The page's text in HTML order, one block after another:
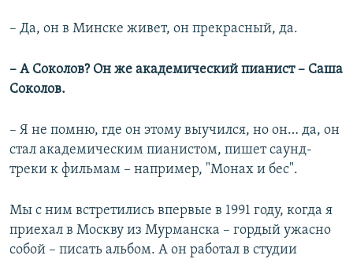
– Да, он в Минске живет, он прекрасный, да.
– А Соколов? Он же академический пианист – Саша
Соколов.
– Я не помню, где он этому выучился, но он… да, он
стал академическим пианистом, пишет саунд-
треки к фильмам – например, "Монах и бес".
Мы с ним встретились впервые в 1991 году, когда я
приехал в Москву из Мурманска – гордый ужасно
собой – писать альбом. А он работал в студии